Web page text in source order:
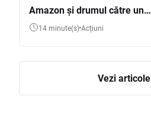
Amazon și drumul către una
dintre cele mai mari averi
14 minute(s) Acțiuni
Vezi articole